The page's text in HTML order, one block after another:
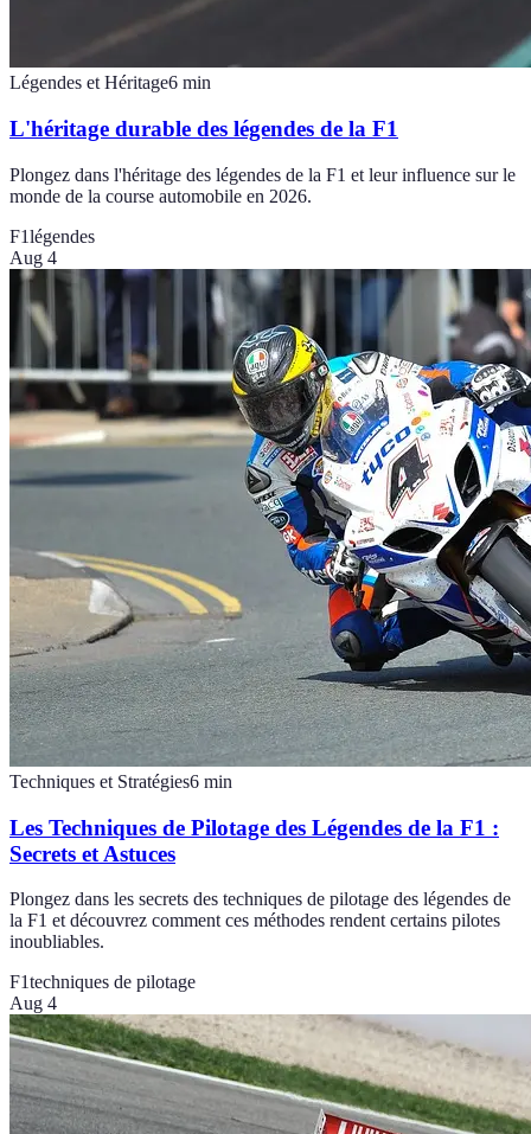
Légendes et Héritage6 min
L'héritage durable des légendes de la F1
Plongez dans l'héritage des légendes de la F1 et leur influence sur le
monde de la course automobile en 2026.
F1légendes
Aug 4
Techniques et Stratégies6 min
Les Techniques de Pilotage des Légendes de la F1 :
Secrets et Astuces
Plongez dans les secrets des techniques de pilotage des légendes de
la F1 et découvrez comment ces méthodes rendent certains pilotes
inoubliables.
F1techniques de pilotage
Aug 4